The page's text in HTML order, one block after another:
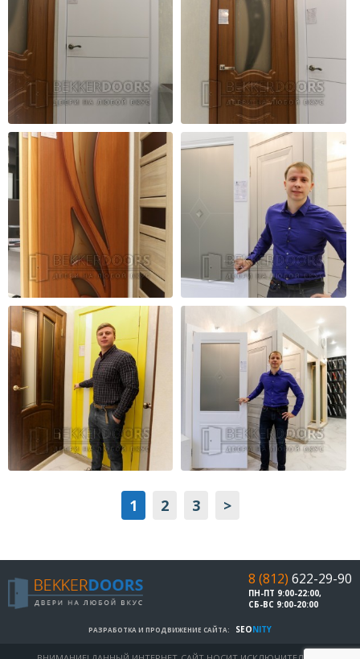
1 2 3 >
8 (812) 622-29-90
ПН-ПТ 9:00-22:00,
СБ-ВС 9:00-20:00
РАЗРАБОТКА И ПРОДВИЖЕНИЕ САЙТА: SEONITY